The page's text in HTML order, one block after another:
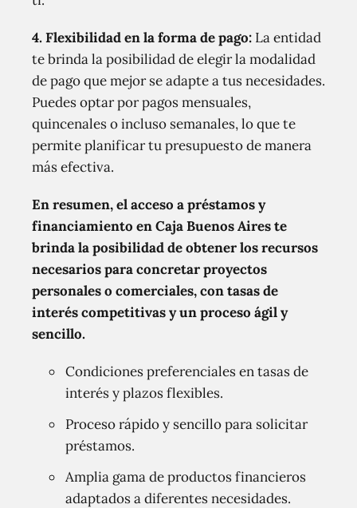
4. Flexibilidad en la forma de pago: La entidad
te brinda la posibilidad de elegir la modalidad
de pago que mejor se adapte a tus necesidades.
Puedes optar por pagos mensuales,
quincenales o incluso semanales, lo que te
permite planificar tu presupuesto de manera
más efectiva.
En resumen, el acceso a préstamos y
financiamiento en Caja Buenos Aires te
brinda la posibilidad de obtener los recursos
necesarios para concretar proyectos
personales o comerciales, con tasas de
interés competitivas y un proceso ágil y
sencillo.
Condiciones preferenciales en tasas de
interés y plazos flexibles.
Proceso rápido y sencillo para solicitar
préstamos.
Amplia gama de productos financieros
adaptados a diferentes necesidades.